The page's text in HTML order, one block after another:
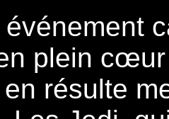
événement
plein cœur
résulte